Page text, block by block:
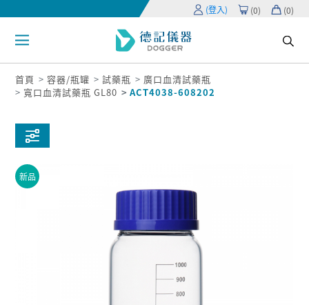
(登入) (0) (0)
首頁 容器/瓶罐 試藥瓶
廣口血清試藥瓶
寬口血清試藥瓶 GL80
ACT4038-608202
新品